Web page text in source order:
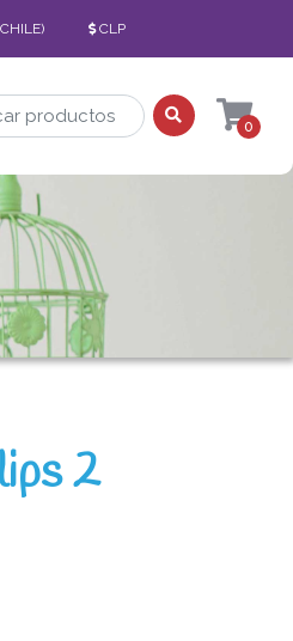
CLP
0
2